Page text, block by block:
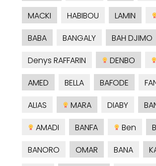
MACKI
HABIBOU LAMIN
BABA
BANGALY
BAH DJIMO
Denys RAFFARIN
DENBO
AMED
BELLA BAFODE
ALIAS
MARA DIABY
AMADI
BANFA Ben
BANORO
OMAR BANA